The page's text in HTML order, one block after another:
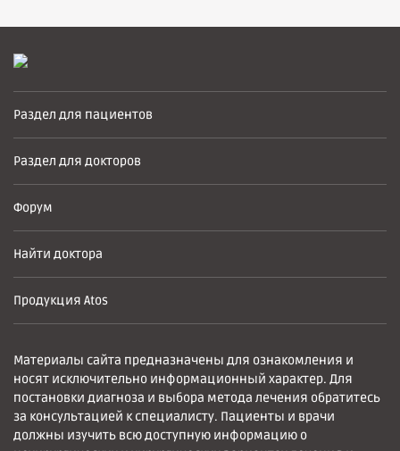
Раздел для пациентов
Раздел для докторов
Форум
Найти доктора
Продукция Atos
Материалы сайта предназначены для ознакомления и
носят исключительно информационный характер. Для
постановки диагноза и выбора метода лечения обратитесь
за консультацией к специалисту. Пациенты и врачи
должны изучить всю доступную информацию о